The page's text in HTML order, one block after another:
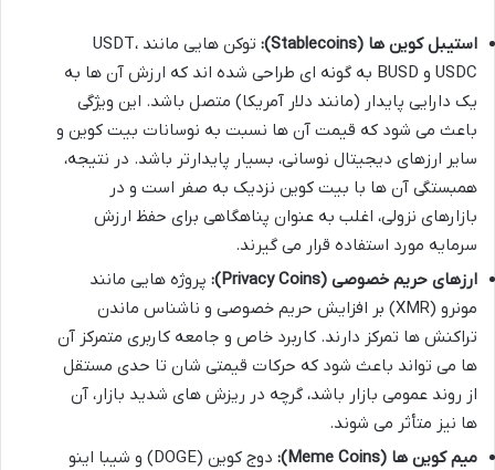
استیبل کوین ها (Stablecoins):
توکن هایی مانند USDT،
USDC و BUSD به گونه ای طراحی شده اند که ارزش آن ها به
یک دارایی پایدار (مانند دلار آمریکا) متصل باشد. این ویژگی
باعث می شود که قیمت آن ها نسبت به نوسانات بیت کوین و
سایر ارزهای دیجیتال نوسانی، بسیار پایدارتر باشد. در نتیجه،
همبستگی آن ها با بیت کوین نزدیک به صفر است و در
بازارهای نزولی، اغلب به عنوان پناهگاهی برای حفظ ارزش
سرمایه مورد استفاده قرار می گیرند.
ارزهای حریم خصوصی (Privacy Coins):
پروژه هایی مانند
مونرو (XMR) بر افزایش حریم خصوصی و ناشناس ماندن
تراکنش ها تمرکز دارند. کاربرد خاص و جامعه کاربری متمرکز آن
ها می تواند باعث شود که حرکات قیمتی شان تا حدی مستقل
از روند عمومی بازار باشد، گرچه در ریزش های شدید بازار، آن
ها نیز متأثر می شوند.
میم کوین ها (Meme Coins):
دوج کوین (DOGE) و شیبا اینو